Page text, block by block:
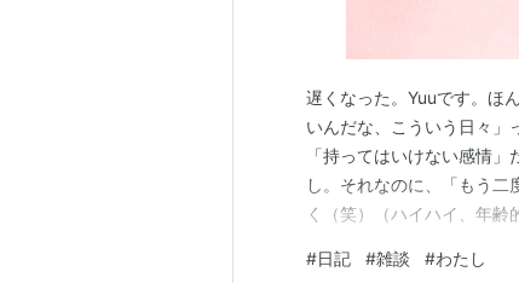
初回生産限定盤C
（Music Video）
シングル
遅くなった。Yuuです。ほ
いんだな、こういう日々」
「持ってはいけない感情
し。それなのに、「もう
く（笑）（ハイハイ、年
ゃっと考えるてみる。『も
#日記 #雑談 #わたし